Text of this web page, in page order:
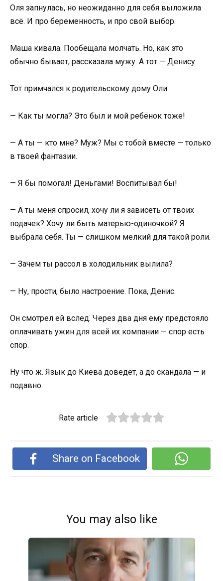
Оля запнулась, но неожиданно для себя выложила
всё. И про беременность, и про свой выбор.
Маша кивала. Пообещала молчать. Но, как это
обычно бывает, рассказала мужу. А тот — Денису.
Тот примчался к родительскому дому Оли:
— Как ты могла? Это был и мой ребёнок тоже!
— А ты — кто мне? Муж? Мы с тобой вместе — только
в твоей фантазии.
— Я бы помогал! Деньгами! Воспитывал бы!
— А ты меня спросил, хочу ли я зависеть от твоих
подачек? Хочу ли быть матерью-одиночкой? Я
выбрала себя. Ты — слишком мелкий для такой роли.
— Зачем ты рассол в холодильник вылила?
— Ну, прости, было настроение. Пока, Денис.
Он смотрел ей вслед. Через два дня ему предстояло
оплачивать ужин для всей их компании — спор есть
спор.
Ну что ж. Язык до Киева доведёт, а до скандала — и
подавно.
Rate article
Share on Facebook
You may also like